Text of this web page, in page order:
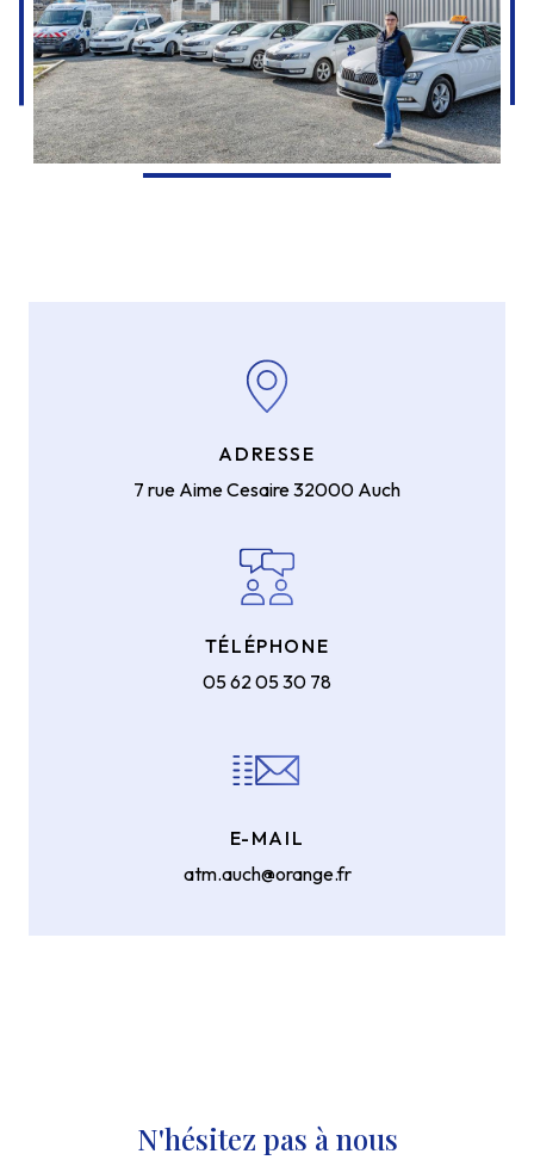
ADRESSE
7 rue Aime Cesaire32000 Auch
TÉLÉPHONE
05 62 05 30 78
E-MAIL
atm.auch@orange.fr
N'hésitez pas à nous